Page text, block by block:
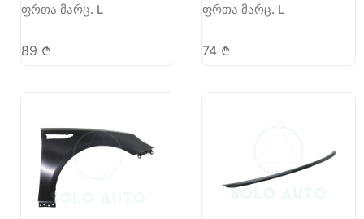
ფრთა მარც. L
89 ₾
ფრთა მარც. L
74 ₾